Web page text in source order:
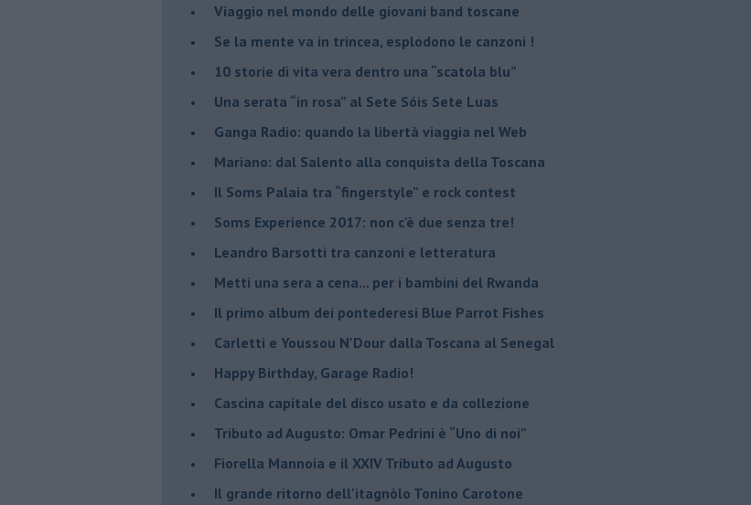
Viaggio nel mondo delle giovani band toscane
Se la mente va in trincea, esplodono le canzoni !
​10 storie di vita vera dentro una “scatola blu”
​Una serata “in rosa” al Sete Sóis Sete Luas
Ganga Radio: quando la libertà viaggia nel Web
Mariano: dal Salento alla conquista della Toscana
​Il Soms Palaia tra “fingerstyle” e rock contest
Soms Experience 2017: non c'è due senza tre!
​Leandro Barsotti tra canzoni e letteratura
​Metti una sera a cena... per i bambini del Rwanda
​Il primo album dei pontederesi Blue Parrot Fishes
Carletti e Youssou N'Dour dalla Toscana al Senegal
Happy Birthday, Garage Radio!
​Cascina capitale del disco usato e da collezione
Tributo ad Augusto: Omar Pedrini è “Uno di noi”
​Fiorella Mannoia e il XXIV Tributo ad Augusto
Il grande ritorno dell'itagnòlo Tonino Carotone